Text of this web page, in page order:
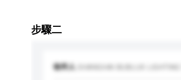
步驟二
收件人